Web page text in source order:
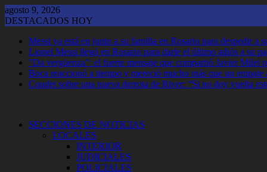
Saltar
al
agosto 9, 2026
DESTACADOS HOY
Messi ya está en junto a su familia en Rosario para despedir a
Lionel Messi llegó en Rosario para darle el último adiós a su
"Da vergüenza": el fuerte mensaje que compartió Javier Milei
Boca reaccionó a tiempo y mereció mucho más que un
Coudet sobre una nueva derrota de River: “Si no doy vuelta
SECCIONES DE NOTICIAS
LOCALES
INTERIOR
JUDICIALES
POLICIALES